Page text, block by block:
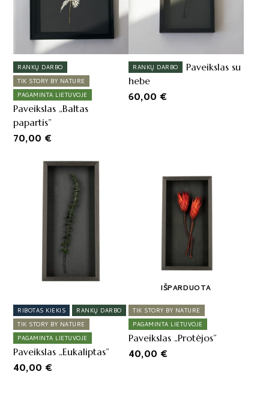
RANKŲ DARBO
TIK STORY BY NATURE
PAGAMINTA LIETUVOJE
Paveikslas „Baltas
papartis”
70,00 €
RANKŲ DARBO
Paveikslas su
hebe
60,00 €
RIBOTAS KIEKIS
RANKŲ DARBO
TIK STORY BY NATURE
PAGAMINTA LIETUVOJE
Paveikslas „Eukaliptas”
40,00 €
TIK STORY BY NATURE
PAGAMINTA LIETUVOJE
Paveikslas „Protėjos”
40,00 €
IŠPARDUOTA